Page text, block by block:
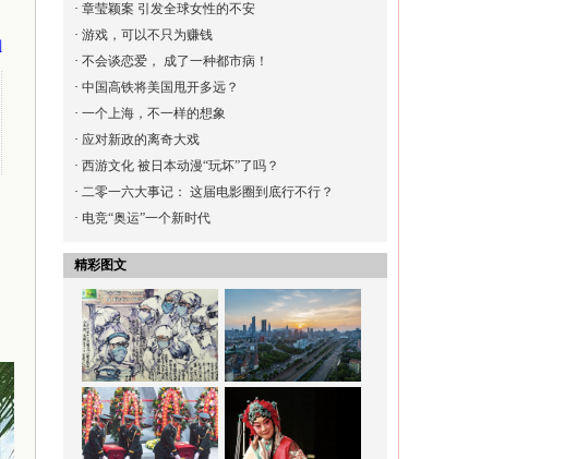
· 章莹颖案 引发全球女性的不安
· 游戏，可以不只为赚钱
· 不会谈恋爱， 成了一种都市病！
· 中国高铁将美国甩开多远？
· 一个上海，不一样的想象
· 应对新政的离奇大戏
· 西游文化 被日本动漫“玩坏”了吗？
· 二零一六大事记： 这届电影圈到底行不行？
· 电竞“奥运”一个新时代
精彩图文